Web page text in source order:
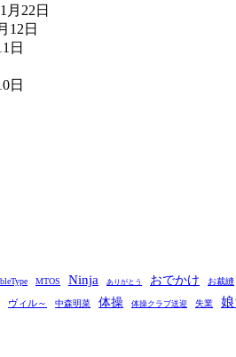
月22日
12日
日
日
MTOS Ninja ありがとう おでかけ お裁縫
ヴィル～ 中森明菜 体操 体操クラブ送迎 失業